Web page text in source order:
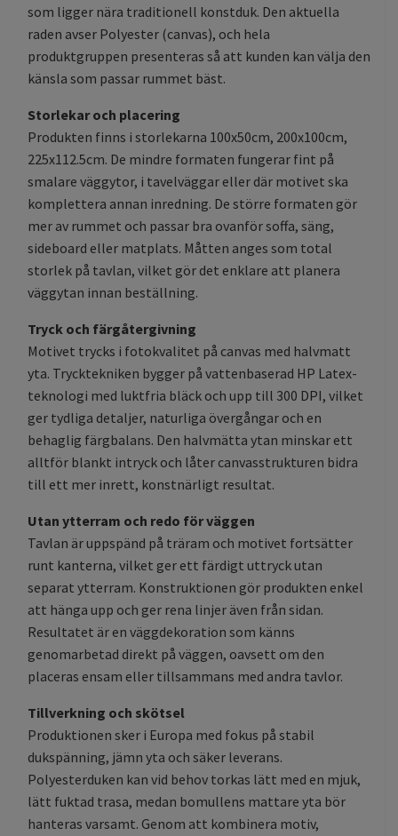
som ligger nära traditionell konstduk. Den aktuella
raden avser Polyester (canvas), och hela
produktgruppen presenteras så att kunden kan välja den
känsla som passar rummet bäst.
Storlekar och placering
Produkten finns i storlekarna 100x50cm, 200x100cm,
225x112.5cm. De mindre formaten fungerar fint på
smalare väggytor, i tavelväggar eller där motivet ska
komplettera annan inredning. De större formaten gör
mer av rummet och passar bra ovanför soffa, säng,
sideboard eller matplats. Måtten anges som total
storlek på tavlan, vilket gör det enklare att planera
väggytan innan beställning.
Tryck och färgåtergivning
Motivet trycks i fotokvalitet på canvas med halvmatt
yta. Trycktekniken bygger på vattenbaserad HP Latex-
teknologi med luktfria bläck och upp till 300 DPI, vilket
ger tydliga detaljer, naturliga övergångar och en
behaglig färgbalans. Den halvmätta ytan minskar ett
alltför blankt intryck och låter canvasstrukturen bidra
till ett mer inrett, konstnärligt resultat.
Utan ytterram och redo för väggen
Tavlan är uppspänd på träram och motivet fortsätter
runt kanterna, vilket ger ett färdigt uttryck utan
separat ytterram. Konstruktionen gör produkten enkel
att hänga upp och ger rena linjer även från sidan.
Resultatet är en väggdekoration som känns
genomarbetad direkt på väggen, oavsett om den
placeras ensam eller tillsammans med andra tavlor.
Tillverkning och skötsel
Produktionen sker i Europa med fokus på stabil
dukspänning, jämn yta och säker leverans.
Polyesterduken kan vid behov torkas lätt med en mjuk,
lätt fuktad trasa, medan bomullens mattare yta bör
hanteras varsamt. Genom att kombinera motiv,